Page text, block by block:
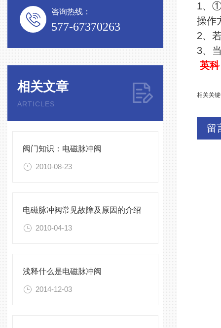
咨询热线：
577-67370263
相关文章
ARTICLES
阀门知识：电磁脉冲阀
2010-08-23
电磁脉冲阀常见故障及原因的介绍
2010-04-13
浅释什么是电磁脉冲阀
2014-12-03
1、
操作
2、
3、
英科
相关关
留